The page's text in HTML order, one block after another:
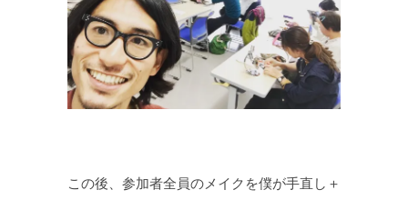
この後、参加者全員のメイクを僕が手直し＋